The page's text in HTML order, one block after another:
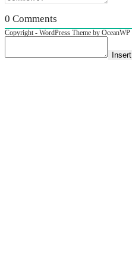
0 Comments
Copyright - WordPress Theme by OceanWP
Insert